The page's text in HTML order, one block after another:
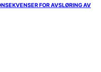
FOR AVSLØRING AV